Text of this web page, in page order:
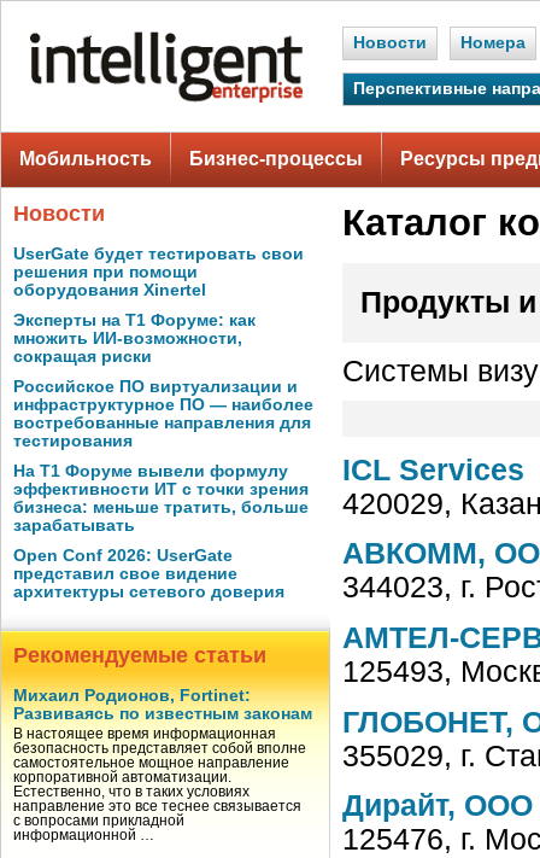
Новости Номера
Перспективные
Мобильность Бизнес-процессы Ресурсы
Новости
UserGate будет тестировать свои
решения при помощи
оборудования Xinertel
Эксперты на Т1 Форуме: как
множить ИИ-возможности,
сокращая риски
Российское ПО виртуализации и
инфраструктурное ПО — наиболее
востребованные направления для
тестирования
На Т1 Форуме вывели формулу
эффективности ИТ с точки зрения
бизнеса: меньше тратить, больше
зарабатывать
Open Conf 2026: UserGate
представил свое видение
архитектуры сетевого доверия
Рекомендуемые статьи
Михаил Родионов, Fortinet:
Развиваясь по известным законам
В настоящее время информационная
безопасность представляет собой вполне
самостоятельное мощное направление
корпоративной автоматизации.
Естественно, что в таких условиях
направление это все теснее связывается
с вопросами прикладной
информационной …
Каталог
Продукты
Системы
ICL Services
420029,
АВКОММ,
344023, г.
АМТЕЛ-
125493,
ГЛОБОНЕТ,
355029, г.
Дирайт, ООО
125476, г.